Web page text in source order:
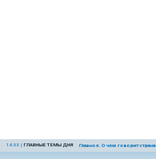
14:33 | ГЛАВНЫЕ ТЕМЫ ДНЯ Главное. О чем говорит страна